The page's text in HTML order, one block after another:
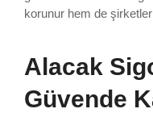
korunur hem de
Alacak
Güvende